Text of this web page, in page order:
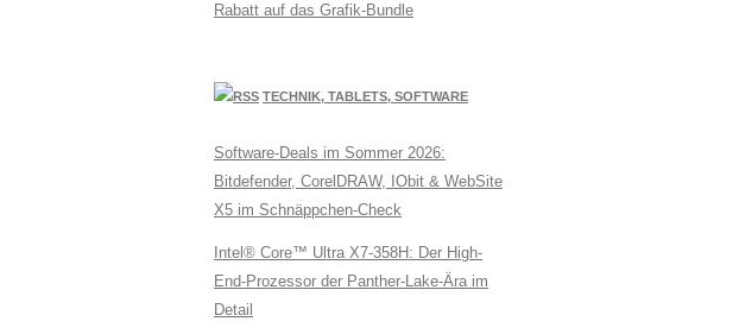
Rabatt auf das Grafik-Bundle
TECHNIK, TABLETS, SOFTWARE
Software-Deals im Sommer 2026:
Bitdefender, CorelDRAW, IObit & WebSite
X5 im Schnäppchen-Check
Intel® Core™ Ultra X7-358H: Der High-
End-Prozessor der Panther-Lake-Ära im
Detail